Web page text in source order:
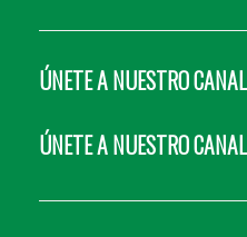
ÚNETE A NUESTRO CANAL
ÚNETE A NUESTRO CANAL